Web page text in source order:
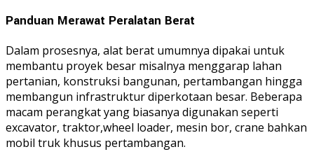
Panduan Merawat Peralatan Berat
Dalam prosesnya, alat berat umumnya dipakai untuk
membantu proyek besar misalnya menggarap lahan
pertanian, konstruksi bangunan, pertambangan hingga
membangun infrastruktur diperkotaan besar. Beberapa
macam perangkat yang biasanya digunakan seperti
excavator, traktor,wheel loader, mesin bor, crane bahkan
mobil truk khusus pertambangan.